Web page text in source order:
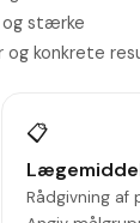
og stærke
og konkrete
📋
Rådgivning af